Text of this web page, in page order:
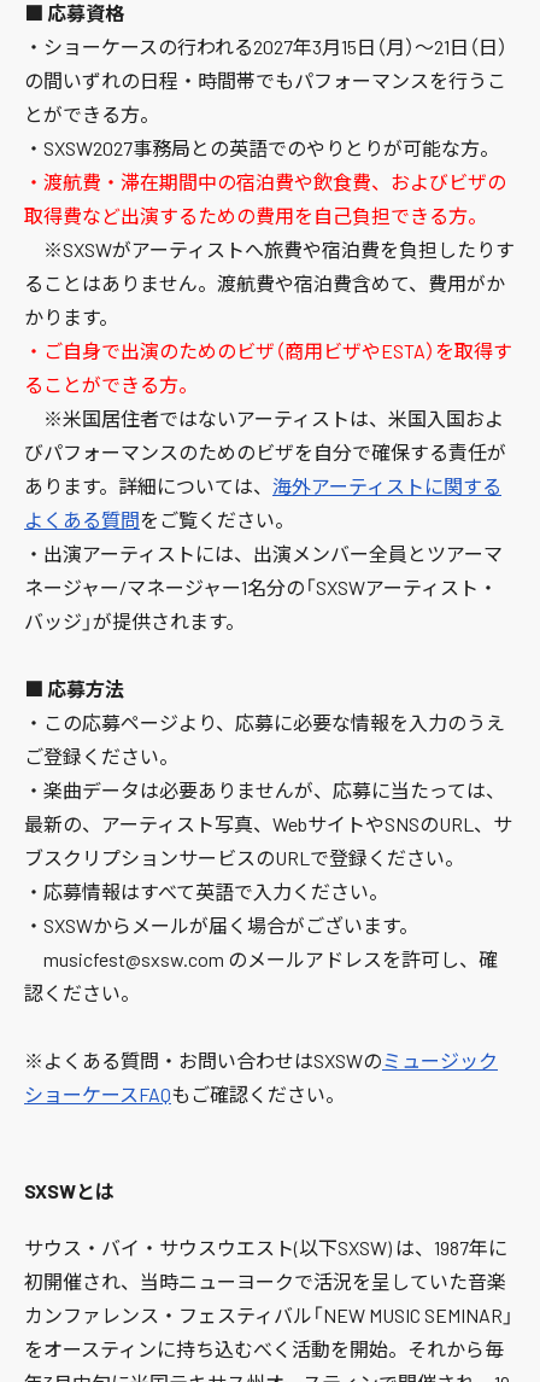
■ 応募資格
・ショーケースの行われる2027年3月15日（月）〜21日（日）
の間いずれの日程・時間帯でもパフォーマンスを行うこ
とができる方。
・SXSW2027事務局との英語でのやりとりが可能な方。
・渡航費・滞在期間中の宿泊費や飲食費、およびビザの
取得費など出演するための費用を自己負担できる方。
※SXSWがアーティストへ旅費や宿泊費を負担したりす
ることはありません。渡航費や宿泊費含めて、費用がか
かります。
・ご自身で出演のためのビザ（商用ビザやESTA）を取得す
ることができる方。
※米国居住者ではないアーティストは、米国入国およ
びパフォーマンスのためのビザを自分で確保する責任が
あります。詳細については、 海外アーティストに関する
よくある質問をご覧ください。
・出演アーティストには、出演メンバー全員とツアーマ
ネージャー/マネージャー1名分の「SXSWアーティスト・
バッジ」が提供されます。
■ 応募方法
・この応募ページより、応募に必要な情報を入力のうえ
ご登録ください。
・楽曲データは必要ありませんが、応募に当たっては、
最新の、アーティスト写真、WebサイトやSNSのURL、サ
ブスクリプションサービスのURLで登録ください。
・応募情報はすべて英語で入力ください。
・SXSWからメールが届く場合がございます。
musicfest@sxsw.com のメールアドレスを許可し、確
認ください。
※よくある質問・お問い合わせはSXSWのミュージック
ショーケースFAQもご確認ください。
SXSWとは
サウス・バイ・サウスウエスト(以下SXSW) は、1987年に
初開催され、当時ニューヨークで活況を呈していた音楽
カンファレンス・フェスティバル「NEW MUSIC SEMINAR」
をオースティンに持ち込むべく活動を開始。それから毎